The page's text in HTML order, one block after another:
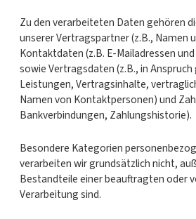
Zu den verarbeiteten Daten gehören
unserer Vertragspartner (z.B., Namen
Kontaktdaten (z.B. E-Mailadressen
sowie Vertragsdaten (z.B., in
Leistungen, Vertragsinhalte,
Namen von Kontaktpersonen) und
Bankverbindungen, Zahlungshistorie).
Besondere Kategorien
verarbeiten wir grundsätzlich nicht,
Bestandteile einer beauftragten oder
Verarbeitung sind.